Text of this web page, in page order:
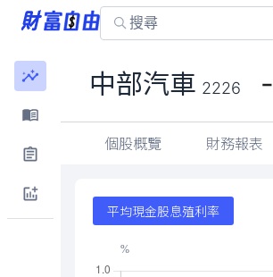
中部汽車 2226 -
個股概覽 財務報表
平均現金股息殖利率